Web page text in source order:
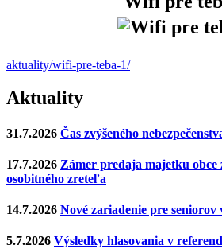
aktuality/wifi-pre-teba-1/
Aktuality
31.7.2026 Čas zvýšeného
17.7.2026 Zámer predaja majetku obce
osobitného zreteľa
14.7.2026 Nové zariadenie pre seniorov
5.7.2026 Výsledky hlasovania v